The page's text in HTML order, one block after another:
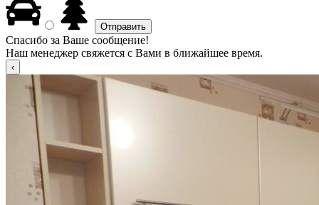
Спасибо за Ваше сообщение!
Наш менеджер свяжется с Вами в ближайшее время.